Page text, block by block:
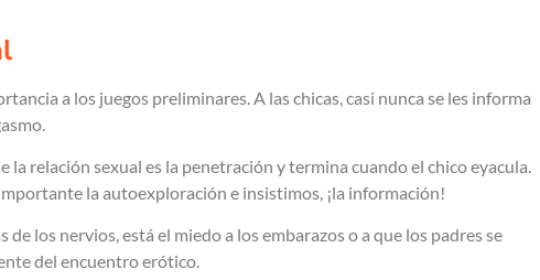
a los juegos preliminares. A las chicas, casi nunca se les informa
la relación sexual es la penetración y termina cuando el chico eyacula.
la autoexploración e insistimos, ¡la información!
de los nervios, está el miedo a los embarazos o a que los padres se
del encuentro erótico.